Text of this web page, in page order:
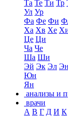
Та Те Ти Тр
Ул Ур
Фа Фе Фи
Ха Хв Хе
Це Ци
Ча Че
Ша Ши
Эй Эк Эл Эн
Юн
Ян
анализы и
врачи
А В Г Д И К